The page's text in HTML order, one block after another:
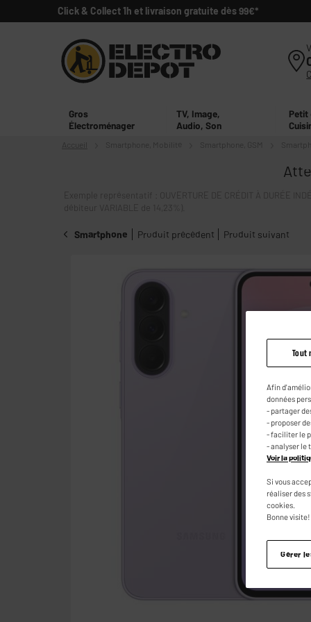
Click & Collect 1h et livraison gratuite dès 99€*
Gros
Électroménager
TV, Image,
Audio, Son
Petit
Accueil Mobilité
débiteur VARIABLE de 14,23%).
Smartphone Produit précédent Produit suivant
Tout
Afin
données
- partager
- proposer
- faciliter le
- analyser le
Voir la
Si vous
réaliser des
cookies.
Bonne visite!
Gérer